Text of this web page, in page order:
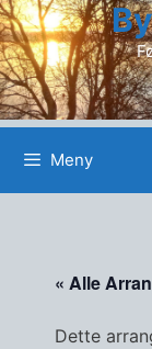
Hopp
til
innhold
Meny
« Alle
Dette